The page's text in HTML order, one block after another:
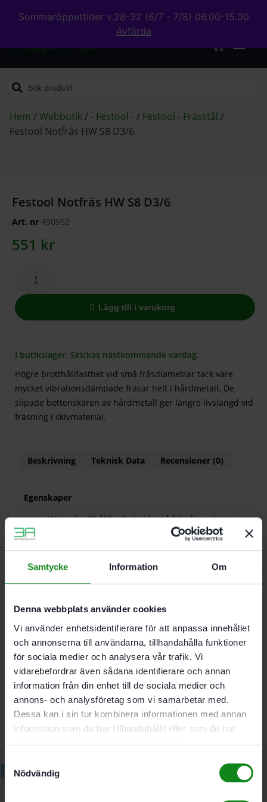
Samtycke Information Om
Denna webbplats använder cookies
Vi använder enhetsidentifierare för att anpassa innehållet
och annonserna till användarna, tillhandahålla funktioner
för sociala medier och analysera vår trafik. Vi
vidarebefordrar även sådana identifierare och annan
information från din enhet till de sociala medier och
annons- och analysföretag som vi samarbetar med.
Dessa kan i sin tur kombinera informationen med annan
information som du har tillhandahållit eller som de har
Nödvändig
Sommaröppettider v.28-32 (6/7 - 7/8) 06.00-15.00
Avfärda
Hem /Webbutik/ - Festool -/ Festool - Frässtål /
Festool Notfräs HW S8 D3/6
Festool Notfräs HW S8 D3/6
Art. nr 490952
551 kr
Lägg till i varukorg
I butikslager. Skickas nästkommande vardag.
Högre brotthållfasthet vid små fräsdiametrar tack vare
mycket vibrationsdämpade fräsar helt i hårdmetall. De
slipade bottenskären av hårdmetall ger längre livslängd vid
fräsning i skivmaterial.
Beskrivning Teknisk Data Recensioner (0)
Egenskaper
Högre brotthållfasthet vid små fräsdiametrar
tack vare mycket vibrationsdämpade fräsar helt i
längre livslängd vid fräsning i skivmaterial.
s 8 mm; D 3 mm; NL 6 mm; GL 45 mm
Bli först med att recensera ”Festool Notfräs HW S8
D3/6”
Du måste varainloggadför att skriva en recension.
Relaterade produkter